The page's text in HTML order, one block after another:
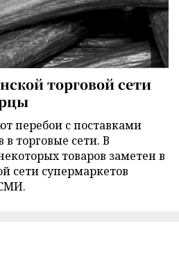
торговой сети
перебои с поставками
торговые сети. В
товаров заметен в
сети супермаркетов